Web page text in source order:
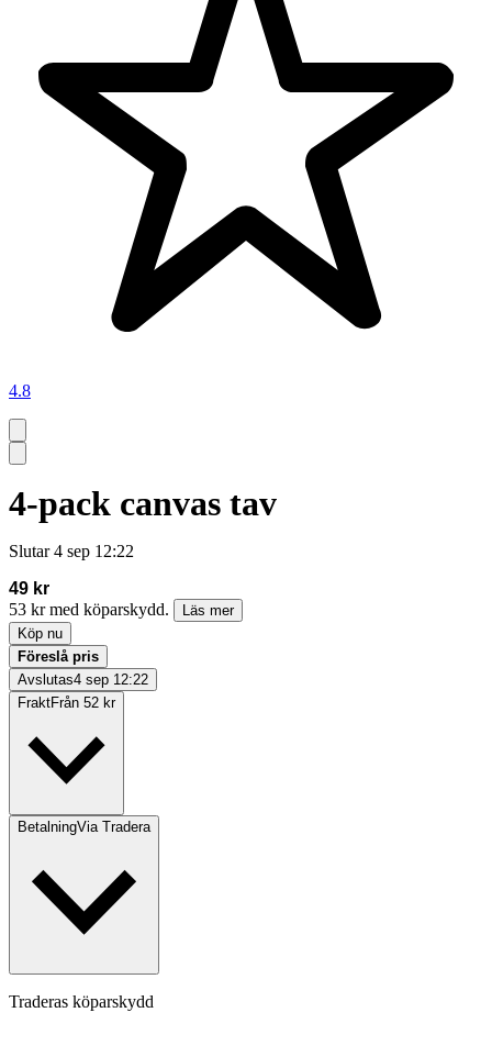
4.8
4-pack canvas tav
Slutar 4 sep 12:22
49 kr
53 kr med köparskydd.
Läs mer
Köp nu
Föreslå pris
Avslutas4 sep 12:22
FraktFrån 52 kr
BetalningVia Tradera
Traderas köparskydd